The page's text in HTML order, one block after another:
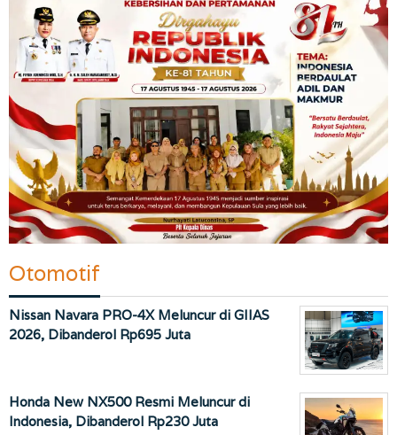
Otomotif
Nissan Navara PRO-4X Meluncur di GIIAS
2026, Dibanderol Rp695 Juta
Honda New NX500 Resmi Meluncur di
Indonesia, Dibanderol Rp230 Juta